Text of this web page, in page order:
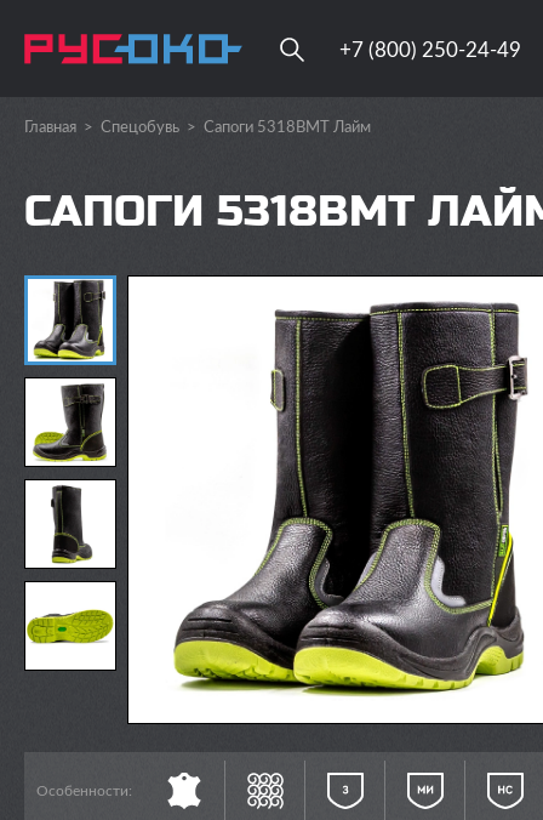
+7 (800) 250-24-49
Главная > Спецобувь > Сапоги 5318ВМT Лайм
САПОГИ 5318ВМT
Особенности: